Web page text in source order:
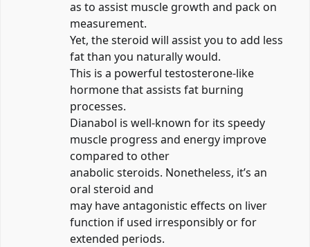
as to assist muscle growth and pack on
measurement.
Yet, the steroid will assist you to add less
fat than you naturally would.
This is a powerful testosterone-like
hormone that assists fat burning
processes.
Dianabol is well-known for its speedy
muscle progress and energy improve
compared to other
anabolic steroids. Nonetheless, it’s an
oral steroid and
may have antagonistic effects on liver
function if used irresponsibly or for
extended periods.